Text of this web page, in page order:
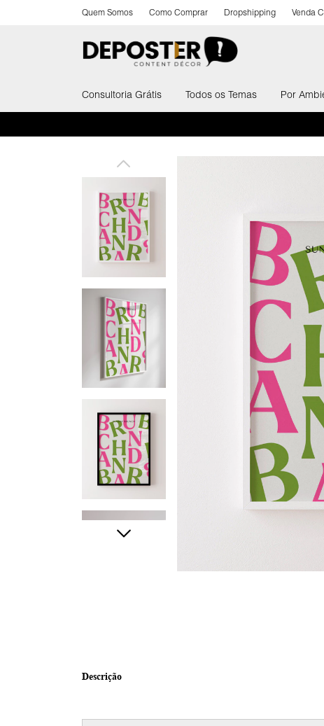
Quem Somos Como Comprar Dropshipping Venda
Consultoria Grátis Todos os Temas Por
Descrição